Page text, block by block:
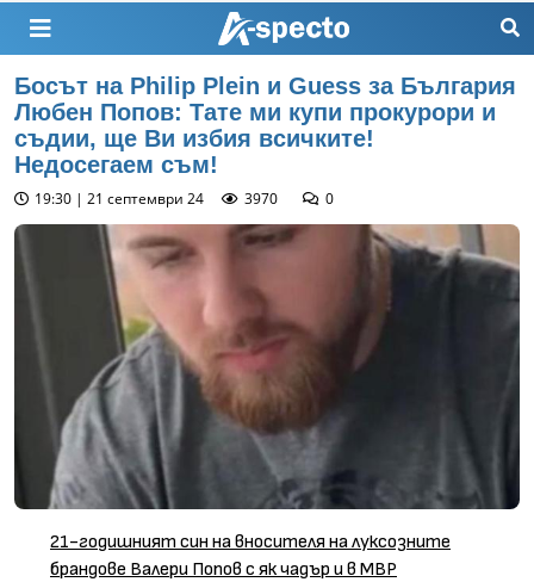
Босът на Philip Plein и Guess за България
Любен Попов: Тате ми купи прокурори и
съдии, ще Ви избия всичките!
Недосегаем съм!
19:30 | 21 септември 24 3970 0
21-годишният син на вносителя на луксозните
брандове Валери Попов с як чадър и в МВР